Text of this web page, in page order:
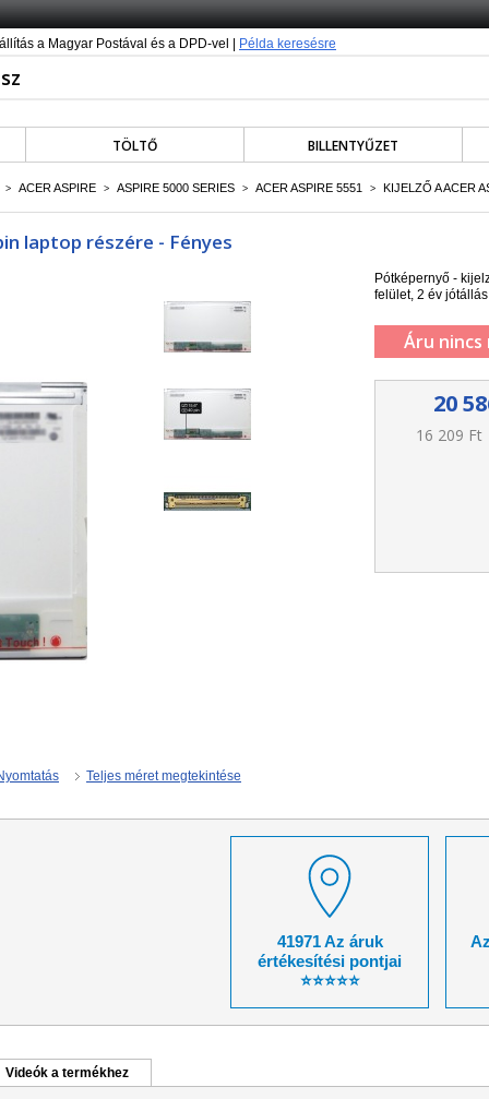
a Magyar Postával és a DPD-vel | Példa keresésre
TÖLTŐ BILLENTYŰZET
> ACER ASPIRE > ASPIRE 5000 SERIES > ACER ASPIRE 5551 > KIJELZŐ A ACER
laptop részére - Fényes
Pótképernyő -
felület, 2 év jótállás
Áru
20
16 209 Ft
Teljes méret megtekintése
41971 Az áruk
értékesítési pontjai
⭐⭐⭐⭐⭐
Videók a termékhez